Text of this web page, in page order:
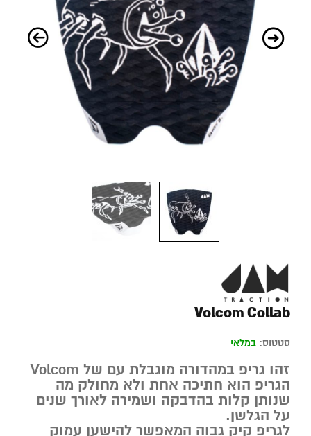
Volcom Collab
סטטוס: במלאי
זהו גריפ במהדורה מוגבלת עם של Volcom
הגריפ הוא חתיכה אחת ולא מחולק מה
שנותן קלות בהדבקה ושמירה לאורך שנים
על הגלשן.
לגריפ קיק גבוה המאפשר להישען עמוק